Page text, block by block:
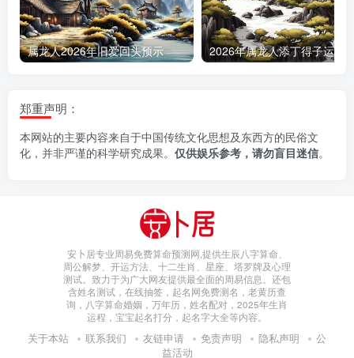
属龙人2026年旧爱回头预示
郑重声明：
本网站的主要内容来自于中国传统文化思想及东西方的民俗文
化，并非严谨的科学研究成果。 仅供娱乐参考，请勿盲目迷信。
安卜居专业周易免费算命预测网,提供生辰八字算命、
周公解梦、开运方法、十二生肖、星座、塔罗牌及心理
测试。致力于为广大网友提供最全面的周易信息。还包
含姓名测试，在线抽签，起名网免费测名，老黄历查
询，八字算命婚姻，万年历，姓名配对，2025年生肖
运程，宝宝起名打分，起名字大全等内容。
关于本站 联系我们 友链申请 免责声明 隐私声明
公
益活动